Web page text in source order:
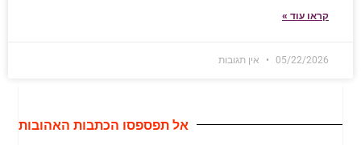
קראו עוד »
05/22/2026 אין תגובות
אל תפספסו הכתבות האהובות